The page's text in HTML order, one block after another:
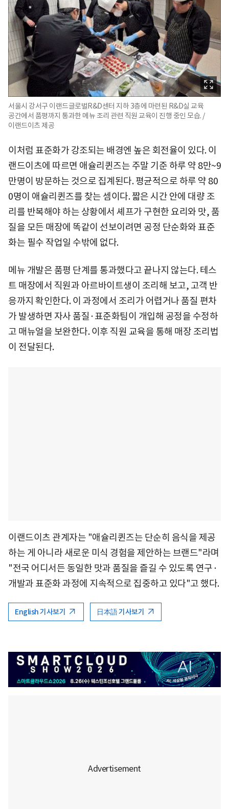
서울시 강서구 이랜드글로벌R&D센터 지하 3층에 마련된 R&D실 교육
공간에서 품평까지 통과한 메뉴 조리 관련 직원 교육이 진행 중인 모습. /
이랜드이츠 제공
이처럼 표준화가 강조되는 배경엔 높은 회전율이 있다. 이
랜드이츠에 따르면 애슐리퀸즈는 주말 기준 하루 약 8만~9
만명이 방문하는 것으로 집계된다. 평균적으로 하루 약 80
0명이 애슐리퀸즈를 찾는 셈이다. 짧은 시간 안에 대량 조
리를 반복해야 하는 상황에서 셰프가 구현한 요리와 맛, 품
질을 모든 매장에 똑같이 선보이려면 공정 단순화와 표준
화는 필수 작업일 수밖에 없다.
메뉴 개발은 품평 단계를 통과했다고 끝나지 않는다. 테스
트 매장에서 직원과 아르바이트생이 조리해 보고, 고객 반
응까지 확인한다. 이 과정에서 조리가 어렵거나 품질 편차
가 발생하면 자사 품질·표준화팀이 개입해 공정을 수정하
고 매뉴얼을 보완한다. 이후 직원 교육을 통해 매장 조리법
이 전달된다.
이랜드이츠 관계자는 "애슐리퀸즈는 단순히 음식을 제공
하는 게 아니라 새로운 미식 경험을 제안하는 브랜드"라며
"전국 어디서든 동일한 맛과 품질을 즐길 수 있도록 연구·
개발과 표준화 과정에 지속적으로 집중하고 있다"고 했다.
English 기사보기 日本語 기사보기